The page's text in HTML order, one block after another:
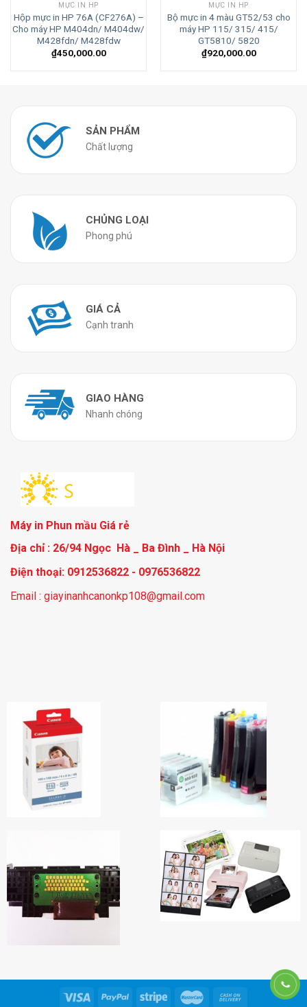
MỰC IN HP
Hộp mực in HP 76A (CF276A) –
Cho máy HP M404dn/ M404dw/
M428fdn/ M428fdw
₫450,000.00
MỰC IN HP
Bộ mực in 4 màu GT52/53 cho
máy HP 115/ 315/ 415/
GT5810/ 5820
₫920,000.00
SẢN PHẨM
Chất lượng
CHỦNG LOẠI
Phong phú
GIÁ CẢ
Cạnh tranh
GIAO HÀNG
Nhanh chóng
Máy in Phun mầu Giá rẻ
Địa chỉ : 26/94 Ngọc Hà _ Ba Đình _ Hà Nội
Điện thoại: 0912536822 - 0976536822
Email : giayinanhcanonkp108@gmail.com